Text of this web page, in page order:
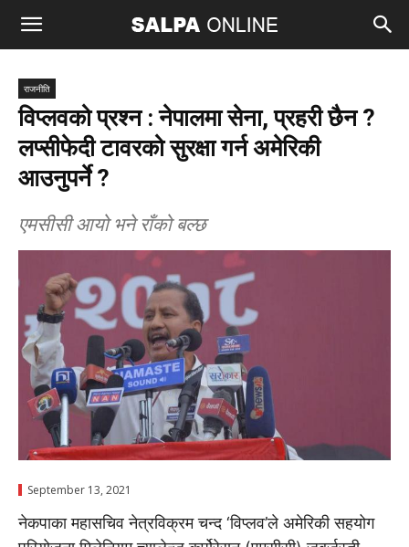
राजनीति
विप्लवको प्रश्न : नेपालमा सेना, प्रहरी छैन ?
लप्सीफेदी टावरको सुरक्षा गर्न अमेरिकी
आउनुपर्ने ?
एमसीसी आयो भने राँको बल्छ
September 13, 2021
नेकपाका महासचिव नेत्रविक्रम चन्द ‘विप्लव’ले अमेरिकी सहयोग